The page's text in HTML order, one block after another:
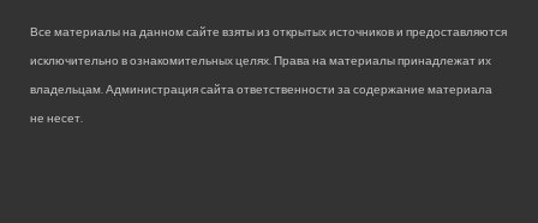
Все материалы на данном сайте взяты из открытых источников и предоставляются
исключительно в ознакомительных целях. Права на материалы принадлежат их
владельцам. Администрация сайта ответственности за содержание материала
не несет.